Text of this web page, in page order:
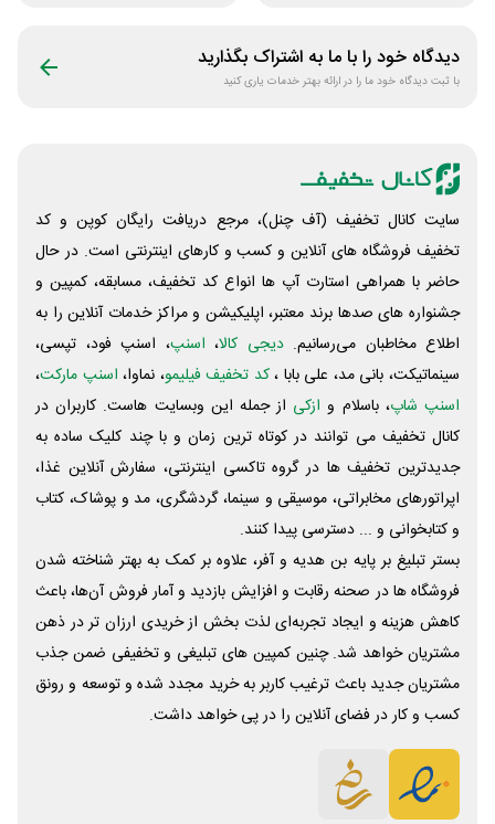
دیدگاه خود را با ما به اشتراک بگذارید
با ثبت دیدگاه خود ما را در ارائه بهتر خدمات یاری کنید
سایت کانال تخفیف (آف چنل)، مرجع دریافت رایگان کوپن و کد
تخفیف فروشگاه های آنلاین و کسب و‌ کارهای اینترنتی است. در حال
حاضر با همراهی استارت آپ ها انواع کد تخفیف، مسابقه، کمپین و
جشنواره های صدها برند معتبر، اپلیکیشن و مراکز خدمات آنلاین را به
اطلاع مخاطبان می‌رسانیم. دیجی کالا، اسنپ، اسنپ فود، تپسی،
سینماتیکت، بانی مد، علی‌ بابا ،کد تخفیف فیلیمو، نماوا، اسنپ مارکت،
اسنپ شاپ، باسلام و ازکی از جمله این وبسایت ‌هاست. کاربران در
کانال تخفیف می توانند در کوتاه ترین زمان و با چند کلیک ساده به
جدیدترین تخفیف ها در گروه تاکسی اینترنتی، سفارش آنلاین غذا،
اپراتورهای مخابراتی، موسیقی و سینما، گردشگری، مد و پوشاک، کتاب
و کتابخوانی و ... دسترسی پیدا کنند.
بستر تبلیغ بر پایه بن هدیه و آفر، علاوه بر کمک به بهتر شناخته شدن
فروشگاه ها در صحنه رقابت و افزایش بازدید و آمار فروش آن‌ها، باعث
کاهش هزینه و ایجاد تجربه‌ای لذت بخش از خریدی ارزان تر در ذهن
مشتریان خواهد شد. چنین کمپین های تبلیغی و تخفیفی ضمن جذب
مشتریان جدید باعث ترغیب کاربر به خرید مجدد شده و توسعه و رونق
کسب و کار در فضای آنلاین را در پی خواهد داشت.